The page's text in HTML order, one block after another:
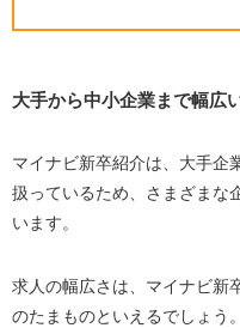
大手から中小企業まで幅広
マイナビ新卒紹介は、大手企
扱っているため、さまざまな
います。
求人の幅広さは、マイナビ新
のたまものといえるでしょう。